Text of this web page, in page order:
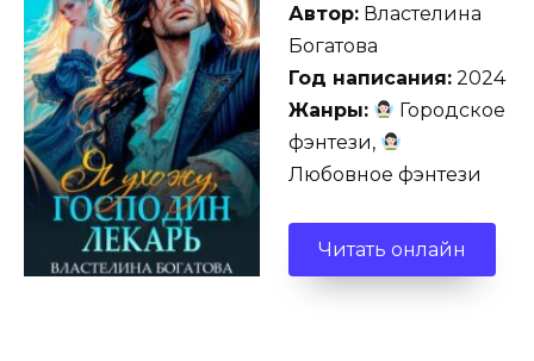
Автор: Властелина
Богатова
Год написания: 2024
Жанры:
Городское
фэнтези,
Любовное фэнтези
Читать онлайн